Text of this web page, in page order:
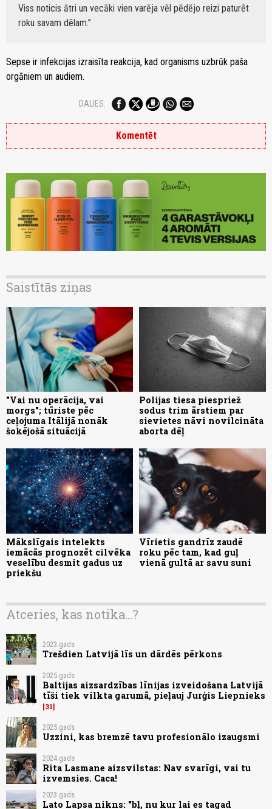
Viss noticis ātri un vecāki vien varēja vēl pēdējo reizi paturēt
roku savam dēlam.
Sepse ir infekcijas izraisīta reakcija, kad organisms uzbrūk paša
orgāniem un audiem.
DALIES:
Komentēt
Saistītās ziņas
"Vai nu operācija, vai
morgs"; tūriste pēc
ceļojuma Itālijā nonāk
šokējošā situācijā
Polijas tiesa piespriež
sodus trim ārstiem par
sievietes nāvi novilcināta
aborta dēļ
Mākslīgais intelekts
iemācās prognozēt cilvēka
veselību desmit gadus uz
priekšu
Vīrietis gandrīz zaudē
roku pēc tam, kad guļ
vienā gultā ar savu suni
Atceries, kas notika...?
2023.gads
Trešdien Latvijā līs un dārdēs pērkons
2025.gads
Baltijas aizsardzības līnijas izveidošana Latvijā
tīši tiek vilkta garumā, pieļauj Jurģis Liepnieks
31
2025.gads
Uzzini, kas bremzē tavu profesionālo izaugsmi
2024.gads
Rita Lasmane aizsvilstas: Nav svarīgi, vai tu
izvemsies. Caca!
2023.gads
Lato Lapsa nikns: "bļ, nu kur lai es tagad